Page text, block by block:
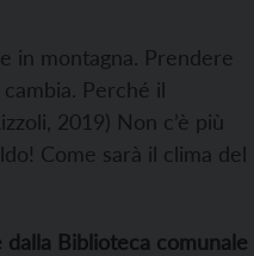
in montagna. Prendere
Perché il
2019) Non c’è più
Come sarà il clima del
Biblioteca comunale